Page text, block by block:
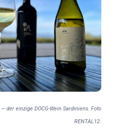
der einzige DOCG-Wein Sardiniens. Foto
RENTAL12.